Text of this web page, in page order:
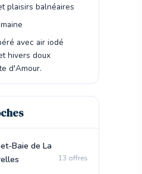
plaisirs balnéaires
avec air iodé
hivers doux
d'Amour.
Baie de La
13 offres